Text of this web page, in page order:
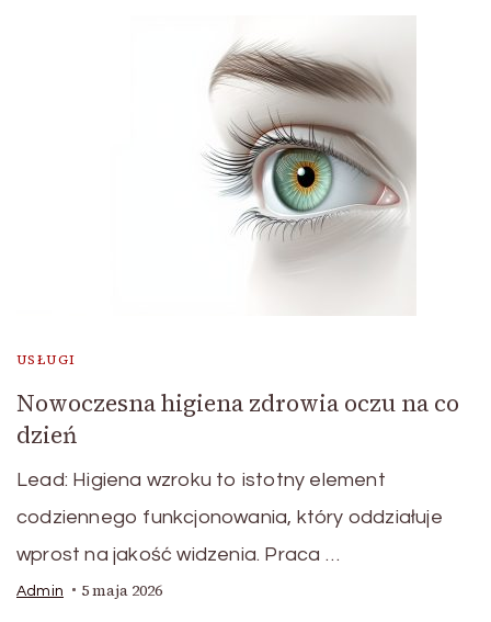
USŁUGI
Nowoczesna higiena zdrowia oczu na co
dzień
Lead: Higiena wzroku to istotny element
codziennego funkcjonowania, który oddziałuje
wprost na jakość widzenia. Praca …
Admin 5 maja 2026